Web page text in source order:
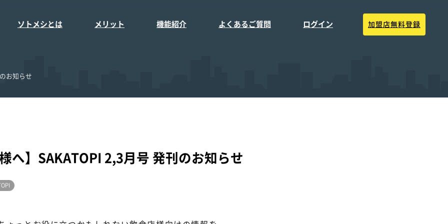
ソトメシとは メリット 機能紹介 よくあるご質問 ログイン 加盟店無料登録
お知らせ
へ】SAKATOPI 2,3月号 発刊のお知らせ